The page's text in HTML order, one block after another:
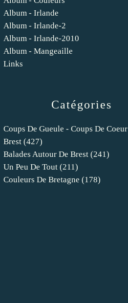
Catégories
Coups De Gueule - Coups De Coeur
Brest (427)
Balades Autour De Brest (241)
Un Peu De Tout (211)
Couleurs De Bretagne (178)
Album - Irlande
Album - Irlande-2
Album - Irlande-2010
Album - Mangeaille
Links